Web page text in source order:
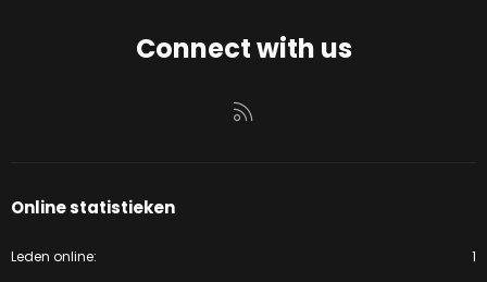
Connect with us
Online statistieken
Leden online 1